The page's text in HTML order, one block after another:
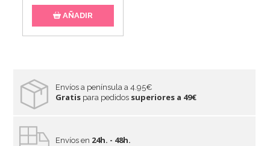
AÑADIR
Envíos a península a 4.95€
Gratis para pedidos superiores a 49€
Envíos en 24h. - 48h.